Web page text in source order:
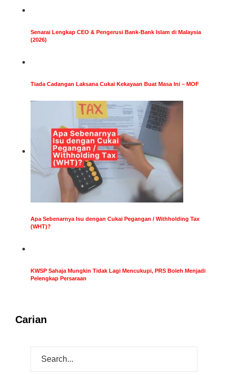
Senarai Lengkap CEO & Pengerusi Bank-Bank Islam di Malaysia
(2026)
Tiada Cadangan Laksana Cukai Kekayaan Buat Masa Ini – MOF
Apa Sebenarnya Isu dengan Cukai Pegangan / Withholding Tax
(WHT)?
KWSP Sahaja Mungkin Tidak Lagi Mencukupi, PRS Boleh Menjadi
Pelengkap Persaraan
Carian